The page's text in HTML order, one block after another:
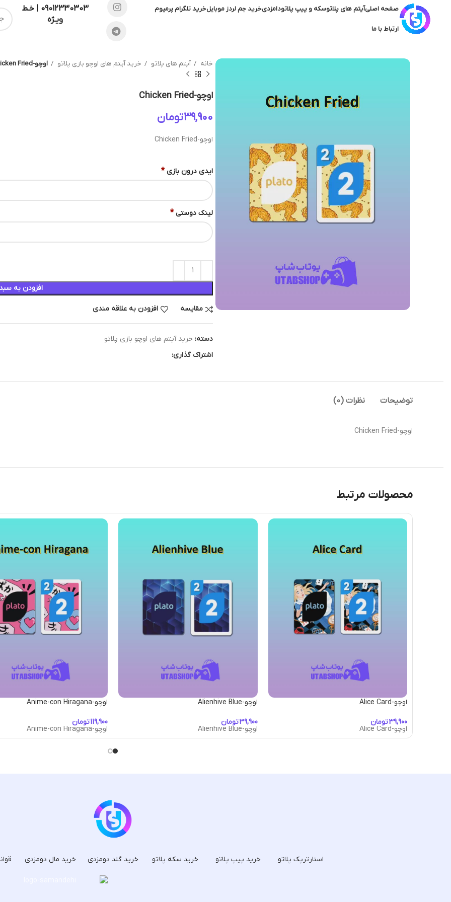
صفحه اصلیآیتم های پلاتوسکه و پیپ پلاتودامزدیخرید جم لردز موبایلخرید تلگرام پرمیوم
ارتباط با ما
09012330303 | خـط
ویـژه
خانه آیتم های پلاتو خرید آیتم های اوچو بازی پلاتو اوچو-Chicken Fried
اوچو-Chicken Fried
تومان
اوچو-Chicken Fried
ایدی درون بازی *
لینک دوستی *
افزودن به
مقایسه افزودن به علاقه مندی
دسته: خرید آیتم های اوچو بازی پلاتو
اشتراک گذاری:
توضیحات نظرات (0)
اوچو-Chicken Fried
محصولات مرتبط
اوچو-Alice Card
تومان
اوچو-Alice Card
اوچو-Alienhive Blue
تومان
اوچو-Alienhive Blue
اوچو-Anime-con Hiragana
تومان
اوچو-Anime-con Hiragana
استارترپک پلاتو خرید پیپ پلاتو خرید سکه پلاتو خرید گلد دومزدی خرید مال دومزدی